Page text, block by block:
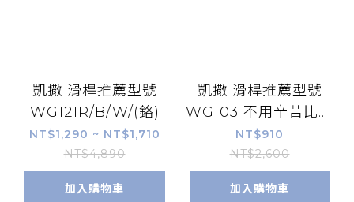
凱撒 滑桿推薦型號
WG121R/B/W/(鉻)
NT$1,290 ~ NT$1,710
NT$4,890
加入購物車
凱撒 滑桿推薦型號
WG103 不用辛苦比價
格了！限時優惠特價中
NT$910
NT$2,600
加入購物車